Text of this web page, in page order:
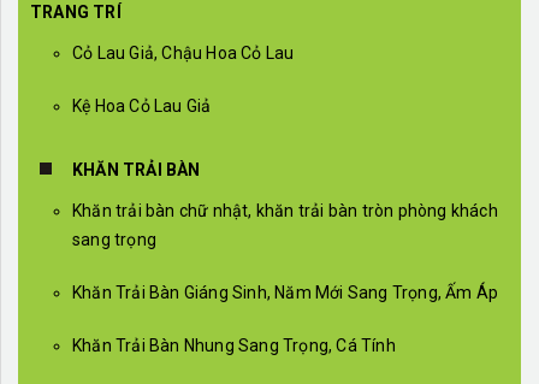
TRANG TRÍ
Cỏ Lau Giả, Chậu Hoa Cỏ Lau
Kệ Hoa Cỏ Lau Giả
KHĂN TRẢI BÀN
Khăn trải bàn chữ nhật, khăn trải bàn tròn phòng khách
sang trọng
Khăn Trải Bàn Giáng Sinh, Năm Mới Sang Trọng, Ấm Áp
Khăn Trải Bàn Nhung Sang Trọng, Cá Tính